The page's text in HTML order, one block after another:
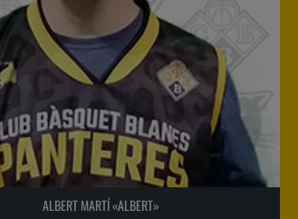
ALBERT MARTÍ «ALBERT»